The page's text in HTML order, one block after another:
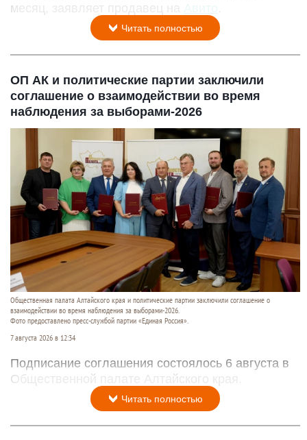
месяц, заявляет продавец на
Авито
Читать полностью
ОП АК и политические партии заключили
соглашение о взаимодействии во время
наблюдения за выборами-2026
Общественная палата Алтайского края и политические партии заключили соглашение о
взаимодействии во время наблюдения за выборами-2026.
Фото предоставлено пресс-службой партии «Единая Россия».
7 августа 2026 в 12:34
Подписание соглашения состоялось 6 августа в
Общественной палате Алтайского края.
Читать полностью